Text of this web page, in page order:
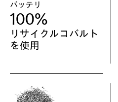
バッテリ
100%
リサイクルコバルト
を使用